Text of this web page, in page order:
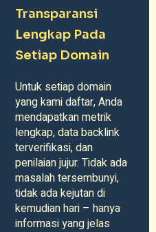
Transparansi
Lengkap Pada
Setiap Domain
Untuk setiap domain
yang kami daftar, Anda
mendapatkan metrik
lengkap, data backlink
terverifikasi, dan
penilaian jujur. Tidak ada
masalah tersembunyi,
tidak ada kejutan di
kemudian hari – hanya
informasi yang jelas